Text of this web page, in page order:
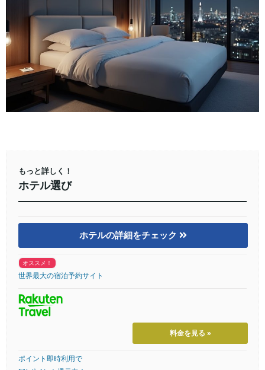
もっと詳しく！
ホテル選び
ホテルの詳細をチェック
オススメ！
世界最大の宿泊予約サイト
料金を見る »
ポイント即時利用で